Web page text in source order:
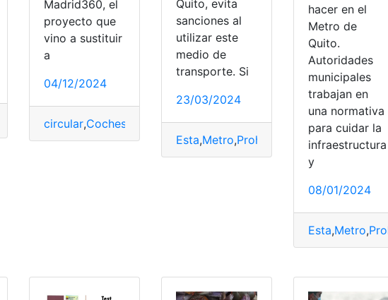
Claude,Mercado Negro,Prohibido,tokens,usuarios
Madrid360, el
proyecto que
vino a sustituir
a
04/12/2024
circular,Coches contaminantes,definitivamente DGT,España,
Quito, evita
sanciones al
utilizar este
medio de
transporte. Si
23/03/2024
Esta,Metro,Prohibido Quito,Sanciones
hacer en el
Metro de
Quito.
Autoridades
municipales
trabajan en
una normativa
para cuidar la
infraestructura
y
08/01/2024
Esta,Metro,